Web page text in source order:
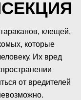
клещей,
которые
Их вред
от вредителей